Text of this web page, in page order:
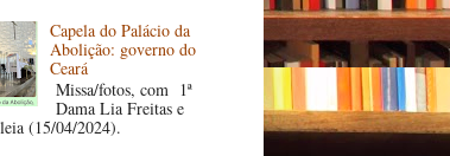
Capela do Palácio da
Abolição: governo do
Ceará
Missa/fotos, com 1ª
Dama Lia Freitas e
(15/04/2024).